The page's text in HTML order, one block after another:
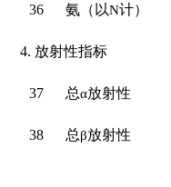
36 氨（以N计）
4. 放射性指标
37 总α放射性
38 总β放射性